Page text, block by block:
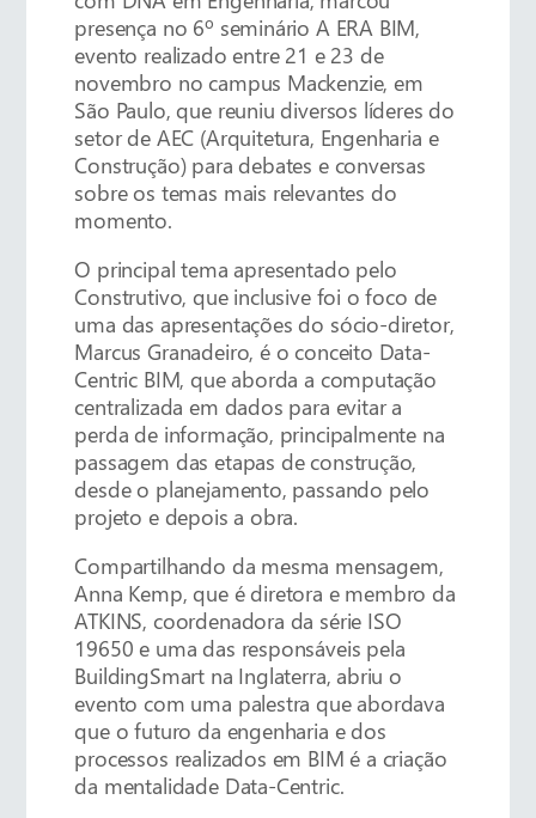
presença no 6º seminário A ERA BIM,
evento realizado entre 21 e 23 de
novembro no campus Mackenzie, em
São Paulo, que reuniu diversos líderes do
setor de AEC (Arquitetura, Engenharia e
Construção) para debates e conversas
sobre os temas mais relevantes do
momento.
O principal tema apresentado pelo
Construtivo, que inclusive foi o foco de
uma das apresentações do sócio-diretor,
Marcus Granadeiro, é o conceito Data-
Centric BIM, que aborda a computação
centralizada em dados para evitar a
perda de informação, principalmente na
passagem das etapas de construção,
desde o planejamento, passando pelo
projeto e depois a obra.
Compartilhando da mesma mensagem,
Anna Kemp, que é diretora e membro da
ATKINS, coordenadora da série ISO
19650 e uma das responsáveis pela
BuildingSmart na Inglaterra, abriu o
evento com uma palestra que abordava
que o futuro da engenharia e dos
processos realizados em BIM é a criação
da mentalidade Data-Centric.